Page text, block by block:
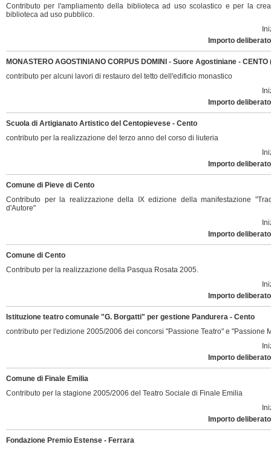
Contributo per l'ampliamento della biblioteca ad uso scolastico e per la
biblioteca ad uso pubblico.
Importo
MONASTERO AGOSTINIANO CORPUS DOMINI - Suore Agostiniane - CENTO
contributo per alcuni lavori di restauro del tetto dell'edificio monastico
Importo
Scuola di Artigianato Artistico del Centopievese - Cento
contributo per la realizzazione del terzo anno del corso di liuteria
Importo
Comune di Pieve di Cento
Contributo per la realizzazione della IX edizione della manifestazione
d'Autore"
Importo
Comune di Cento
Contributo per la realizzazione della Pasqua Rosata 2005.
Importo
Istituzione teatro comunale "G. Borgatti" per gestione Pandurera - Cento
contributo per l'edizione 2005/2006 dei concorsi "Passione Teatro" e "Passione
Importo
Comune di Finale Emilia
Contributo per la stagione 2005/2006 del Teatro Sociale di Finale Emilia
Importo
Fondazione Premio Estense - Ferrara